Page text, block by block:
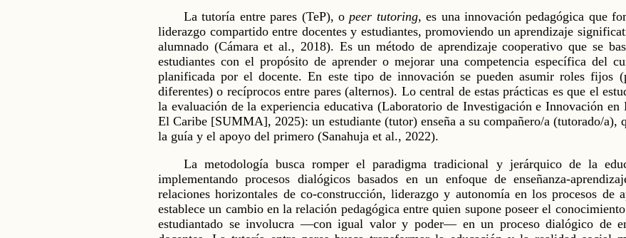
La tutoría entre pares (TeP), o peer tutoring, es una innovación pedagógica que
liderazgo compartido entre docentes y estudiantes, promoviendo un aprendizaje
alumnado (Cámara et al., 2018). Es un método de aprendizaje cooperativo que se
estudiantes con el propósito de aprender o mejorar una competencia específica del
planificada por el docente. En este tipo de innovación se pueden asumir roles fijos
diferentes) o recíprocos entre pares (alternos). Lo central de estas prácticas es que el
la evaluación de la experiencia educativa (Laboratorio de Investigación e Innovación
El Caribe [SUMMA], 2025): un estudiante (tutor) enseña a su compañero/a (tutorado/a),
la guía y el apoyo del primero (Sanahuja et al., 2022).
La metodología busca romper el paradigma tradicional y jerárquico de la
implementando procesos dialógicos basados en un enfoque de enseñanza-
relaciones horizontales de co-construcción, liderazgo y autonomía en los procesos de
establece un cambio en la relación pedagógica entre quien supone poseer el
estudiantado se involucra —con igual valor y poder— en un proceso dialógico de